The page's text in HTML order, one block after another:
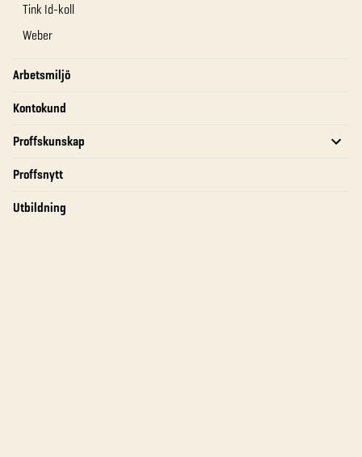
Tink Id-koll
Weber
Arbetsmiljö
Kontokund
Proffskunskap
Proffsnytt
Utbildning